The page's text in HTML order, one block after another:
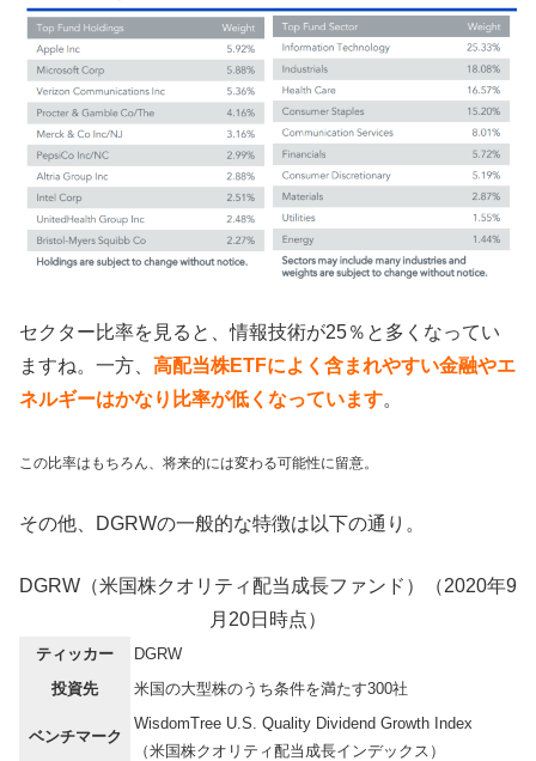
セクター比率を見ると、情報技術が25％と多くなってい
ますね。一方、 高配当株ETFによく含まれやすい金融やエ
ネルギーはかなり比率が低くなっています。
この比率はもちろん、将来的には変わる可能性に留意。
その他、DGRWの一般的な特徴は以下の通り。
DGRW（米国株クオリティ配当成長ファンド）（2020年9
月20日時点）
ティッカー
DGRW
投資先
米国の大型株のうち条件を満たす300社
ベンチマーク
WisdomTree U.S. Quality Dividend Growth Index
（米国株クオリティ配当成長インデックス）